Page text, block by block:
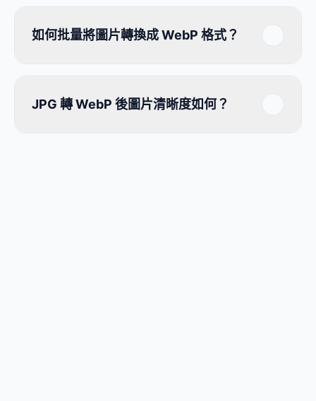
如何批量將圖片轉換成 WebP 格式？
JPG 轉 WebP 後圖片清晰度如何？